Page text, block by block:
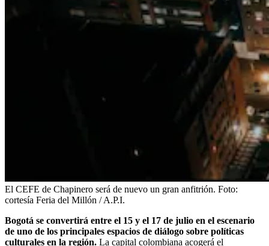
El CEFE de Chapinero será de nuevo un gran anfitrión. Foto:
cortesía Feria del Millón / A.P.I.
Bogotá se convertirá entre el 15 y el 17 de julio en el escenario
de uno de los principales espacios de diálogo sobre políticas
culturales en la región. La capital colombiana acogerá el